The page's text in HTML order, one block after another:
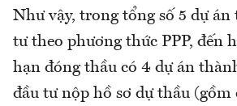
Như vậy, trong tổng số 5 dự
tư theo phương thức PPP, đến
hạn đóng thầu có 4 dự án
đầu tư nộp hồ sơ dự thầu (gồm